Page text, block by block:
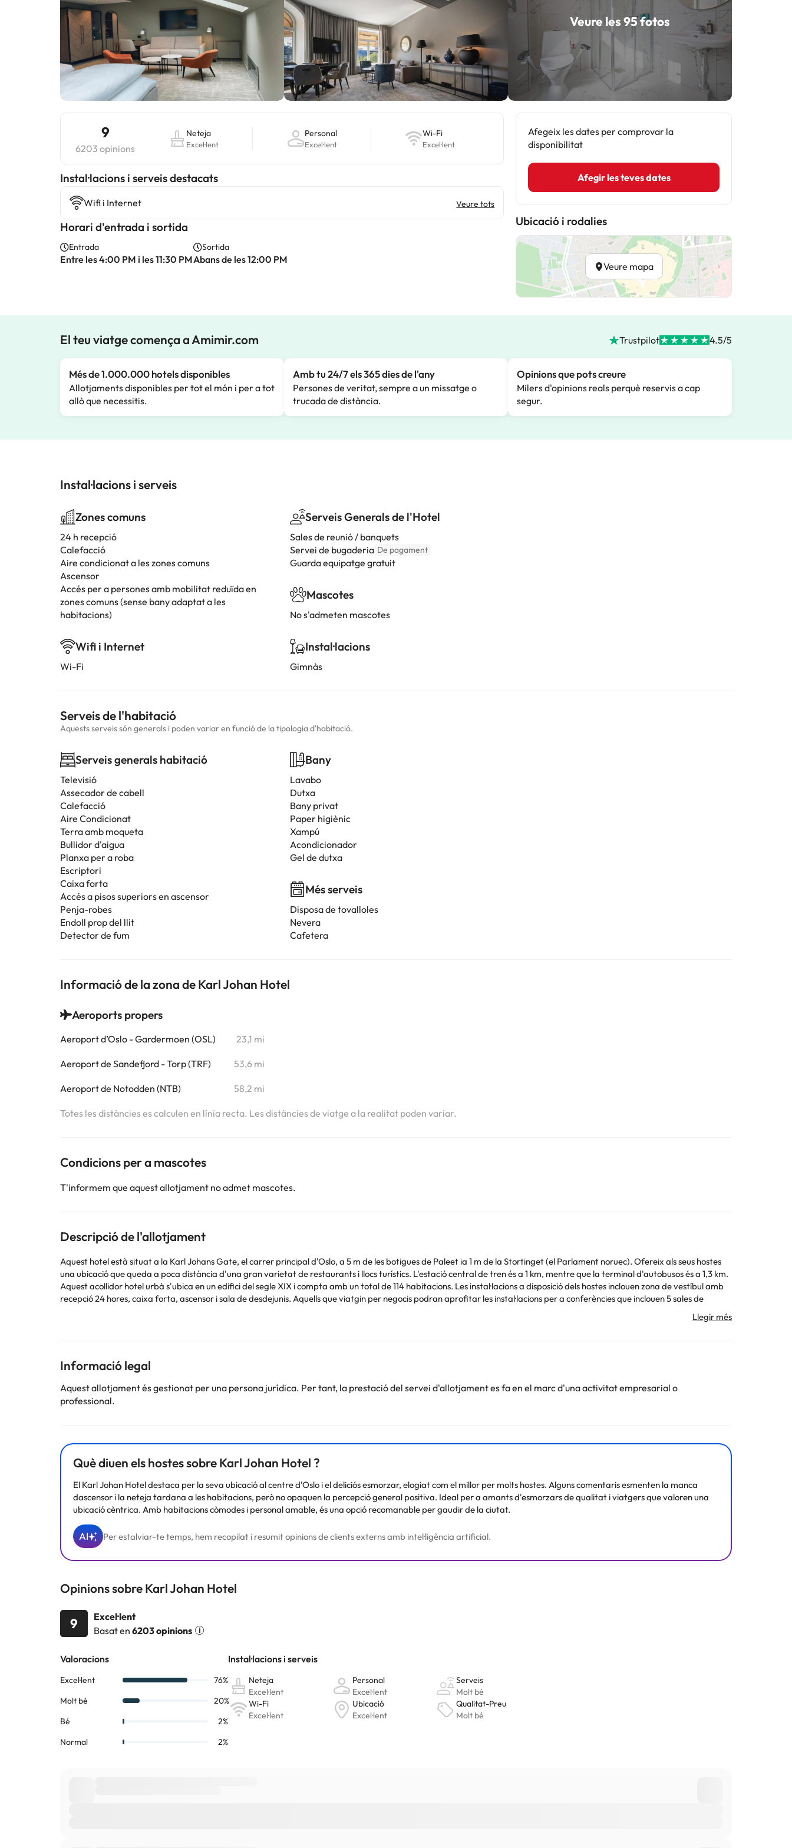
Veure les 95 fotos
9
6203 opinions
Neteja
Excel·lent
Personal
Excel·lent
Wi-Fi
Excel·lent
Instal·lacions i serveis destacats
Wifi i Internet Veure tots
Horari d'entrada i sortida
Entrada
Entre les 4:00 PM i les 11:30 PM
Sortida
Abans de les 12:00 PM
Afegeix les dates per comprovar la
disponibilitat
Afegir les teves dates
Ubicació i rodalies
Veure mapa
El teu viatge comença a Amimir.com Trustpilot 4.5/5
Més de 1.000.000 hotels disponibles
Allotjaments disponibles per tot el món i per a tot
allò que necessitis.
Amb tu 24/7 els 365 dies de l'any
Persones de veritat, sempre a un missatge o
trucada de distància.
Opinions que pots creure
Milers d'opinions reals perquè reservis a cap
segur.
Instal·lacions i serveis
Zones comuns
24 h recepció
Calefacció
Aire condicionat a les zones comuns
Ascensor
Accés per a persones amb mobilitat reduïda en
zones comuns (sense bany adaptat a les
habitacions)
Wifi i Internet
Wi-Fi
Serveis Generals de l'Hotel
Sales de reunió / banquets
Servei de bugaderia De pagament
Guarda equipatge gratuit
Mascotes
No s'admeten mascotes
Instal·lacions
Gimnàs
Serveis de l'habitació
Aquests serveis són generals i poden variar en funció de la tipologia d'habitació.
Serveis generals habitació
Televisió
Assecador de cabell
Calefacció
Aire Condicionat
Terra amb moqueta
Bullidor d'aigua
Planxa per a roba
Escriptori
Caixa forta
Accés a pisos superiors en ascensor
Penja-robes
Endoll prop del llit
Detector de fum
Bany
Lavabo
Dutxa
Bany privat
Paper higiènic
Xampú
Acondicionador
Gel de dutxa
Més serveis
Disposa de tovalloles
Nevera
Cafetera
Informació de la zona de Karl Johan Hotel
Aeroports propers
Aeroport d’Oslo - Gardermoen (OSL) 23,1 mi
Aeroport de Sandefjord - Torp (TRF) 53,6 mi
Aeroport de Notodden (NTB) 58,2 mi
Totes les distàncies es calculen en línia recta. Les distàncies de viatge a la realitat poden variar.
Condicions per a mascotes
T'informem que aquest allotjament no admet mascotes.
Descripció de l'allotjament
Aquest hotel està situat a la Karl Johans Gate, el carrer principal d'Oslo, a 5 m de les botigues de Paleet ia 1 m de la Stortinget (el Parlament noruec). Ofereix als seus hostes
una ubicació que queda a poca distància d'una gran varietat de restaurants i llocs turístics. L'estació central de tren és a 1 km, mentre que la terminal d'autobusos és a 1,3 km.
Aquest acollidor hotel urbà s'ubica en un edifici del segle XIX i compta amb un total de 114 habitacions. Les instal·lacions a disposició dels hostes inclouen zona de vestíbul amb
recepció 24 hores, caixa forta, ascensor i sala de desdejunis. Aquells que viatgin per negocis podran aprofitar les instal·lacions per a conferències que inclouen 5 sales de
reunions. Hi ha accés gratuït i sense fil a internet i servei de bugaderia per un càrrec addicional. Totes les habitacions estan completament equipades amb un llit extra gran o
Pots consultar les seves tarifes directament en l'establiment
Alguns dels serveis detallats poden ser de pagament. Podeu consultar les vostres tarifes directament a l'establiment. Tota la informació d'aquesta fitxa està subjecta a canvis
per part de l'allotjament. Si tens dubtes, contacta'ns.
Informació legal
Aquest allotjament és gestionat per una persona jurídica. Per tant, la prestació del servei d'allotjament es fa en el marc d'una activitat empresarial o
professional.
Què diuen els hostes sobre Karl Johan Hotel ?
El Karl Johan Hotel destaca per la seva ubicació al centre d'Oslo i el deliciós esmorzar, elogiat com el millor per molts hostes. Alguns comentaris esmenten la manca
dascensor i la neteja tardana a les habitacions, però no opaquen la percepció general positiva. Ideal per a amants d'esmorzars de qualitat i viatgers que valoren una
ubicació cèntrica. Amb habitacions còmodes i personal amable, és una opció recomanable per gaudir de la ciutat.
AI Per estalviar-te temps, hem recopilat i resumit opinions de clients externs amb intel·ligència artificial.
Opinions sobre Karl Johan Hotel
9
Excel·lent
Basat en 6203 opinions